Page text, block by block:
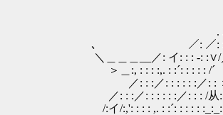
{ {:Y: :＞＿_＜
| !: :./ {,.--､} Y:
. .--―{ ∧∧ ｀¨¨´
､ ／: ／: : : :｣イ//}-
＼＿＿＿__／: イ: : : -:
＞＿:, : : : :,. : :´: : : : : /
／: : :／: : : : : :／: : ＞
／: : :／: : : : : :／: : : /
/:イ/:,': : : : ,. : :´: : : : :